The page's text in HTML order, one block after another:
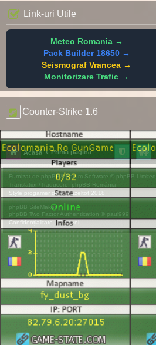
Link-uri Utile
Meteo Romania →
Pack Builder 18650 →
Seismograf Vrancea →
Monitorizare Trafic →
Counter-Strike 1.6
Acasă Prima pagină
Furnizat de phpBB® Forum Software © phpBB Limited
Translation/Traducere: phpBB România
Style progamer de ©Mazeltof 2018
phpBB SiteMaker
phpBB Two Factor Authentication © paul999
Confidențialitate |Termeni